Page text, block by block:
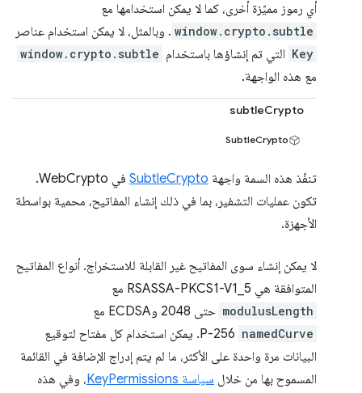
أي رموز مميّزة أخرى، كما لا يمكن استخدامها مع
window.crypto.subtle . وبالمثل، لا يمكن استخدام عناصر
Key التي تم إنشاؤها باستخدام window.crypto.subtle
مع هذه الواجهة.
subtleCrypto
SubtleCrypto
تنفّذ هذه السمة واجهة SubtleCrypto
في WebCrypto.
تكون عمليات التشفير، بما في ذلك إنشاء المفاتيح، محمية بواسطة
الأجهزة.
لا يمكن إنشاء سوى المفاتيح غير القابلة للاستخراج. أنواع المفاتيح
المتوافقة هي RSASSA-PKCS1-V1_5 مع
modulusLength حتى 2048 وECDSA مع
namedCurve
P-256. يمكن استخدام كل مفتاح لتوقيع
البيانات مرة واحدة على الأكثر، ما لم يتم إدراج الإضافة في القائمة
المسموح بها من خلال سياسة KeyPermissions
، وفي هذه